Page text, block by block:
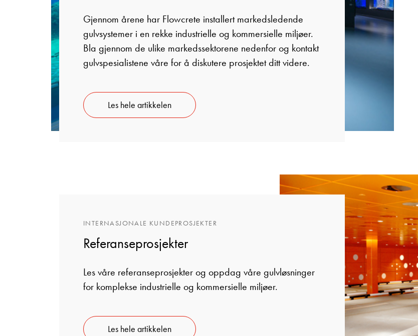
Gjennom årene har Flowcrete installert markedsledende
gulvsystemer i en rekke industrielle og kommersielle miljøer.
Bla gjennom de ulike markedssektorene nedenfor og kontakt
gulvspesialistene våre for å diskutere prosjektet ditt videre.
Les hele artikkelen
INTERNASJONALE KUNDEPROSJEKTER
Referanseprosjekter
Les våre referanseprosjekter og oppdag våre gulvløsninger
for komplekse industrielle og kommersielle miljøer.
Les hele artikkelen